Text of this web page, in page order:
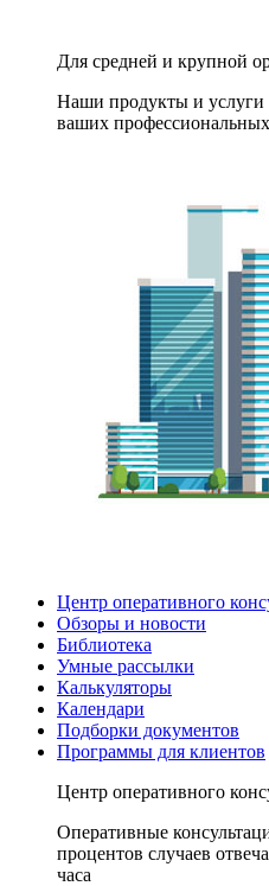
Для средней и крупной
Наши продукты и услуги
ваших профессиональных
Центр оперативного
Обзоры и новости
Библиотека
Умные рассылки
Калькуляторы
Календари
Подборки документов
Программы для клиентов
Центр оперативного
Оперативные
процентов случаев
часа